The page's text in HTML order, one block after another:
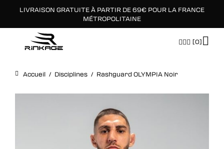
LIVRAISON GRATUITE À PARTIR DE 69€ POUR LA FRANCE
MÉTROPOLITAINE
[0]
Accueil / Disciplines / Rashguard OLYMPIA Noir